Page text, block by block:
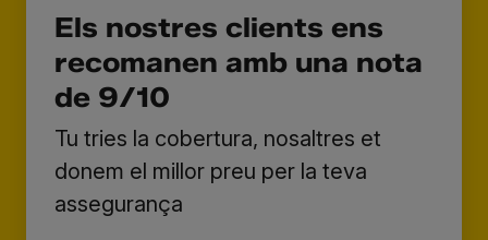
Els nostres clients ens
recomanen amb una nota
de 9/10
Tu tries la cobertura, nosaltres et
donem el millor preu per la teva
assegurança